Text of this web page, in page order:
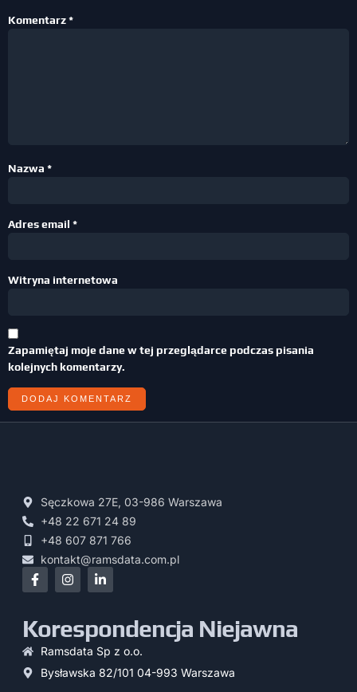
Komentarz*
Nazwa *
Adres email *
Witryna internetowa
Zapamiętaj moje dane w tej przeglądarce podczas pisania
kolejnych komentarzy.
Sęczkowa 27E, 03-986 Warszawa
+48 22 671 24 89
+48 607 871 766
kontakt@ramsdata.com.pl
Korespondencja Niejawna
Ramsdata Sp z o.o.
Bysławska 82/101 04-993 Warszawa